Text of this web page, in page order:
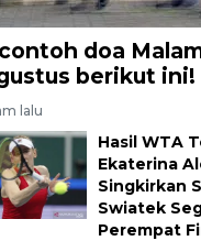
doa
berikut ini!
lalu
Hasil WTA
Ekaterina
Singkirkan
Swiatek
Perempat